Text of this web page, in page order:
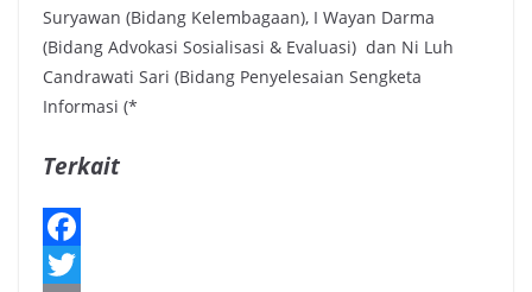
Suryawan (Bidang Kelembagaan), I Wayan Darma
(Bidang Advokasi Sosialisasi & Evaluasi) dan Ni Luh
Candrawati Sari (Bidang Penyelesaian Sengketa
Informasi (*
Terkait
F